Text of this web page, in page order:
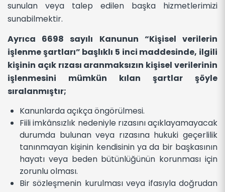
sunulan veya talep edilen başka hizmetlerimizi
sunabilmektir.
Ayrıca 6698 sayılı Kanunun “Kişisel verilerin
işlenme şartları” başlıklı 5 inci maddesinde, ilgili
kişinin açık rızası aranmaksızın kişisel verilerinin
işlenmesini mümkün kılan şartlar şöyle
sıralanmıştır;
Kanunlarda açıkça öngörülmesi.
Fiili imkânsızlık nedeniyle rızasını açıklayamayacak
durumda bulunan veya rızasına hukuki geçerlilik
tanınmayan kişinin kendisinin ya da bir başkasının
hayatı veya beden bütünlüğünün korunması için
zorunlu olması.
Bir sözleşmenin kurulması veya ifasıyla doğrudan